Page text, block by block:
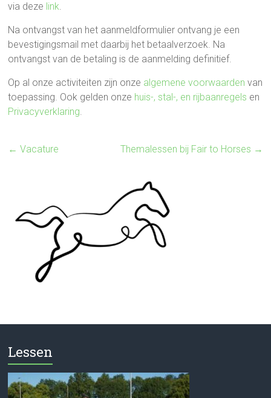
via deze link.
Na ontvangst van het aanmeldformulier ontvang je een
bevestigingsmail met daarbij het betaalverzoek. Na
ontvangst van de betaling is de aanmelding definitief.
Op al onze activiteiten zijn onze algemene voorwaarden van
toepassing. Ook gelden onze huis-, stal-, en rijbaanregels en
Privacyverklaring.
← Vacature Themalessen bij Fair to Horses →
Lessen